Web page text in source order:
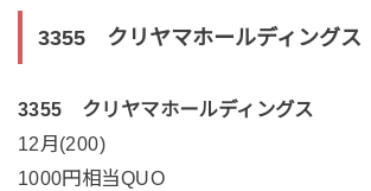
3355 クリヤマホールディングス
3355 クリヤマホールディングス
12月(200)
1000円相当QUO